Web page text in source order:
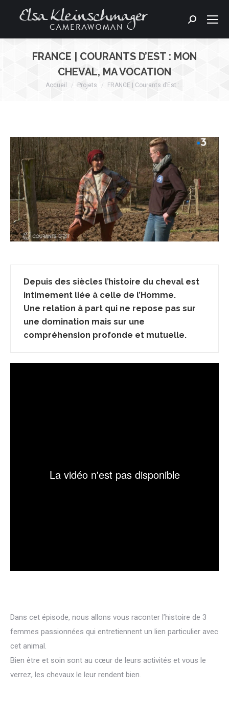
Search:
FRANCE | COURANTS D’EST : MON
CHEVAL, MA VOCATION
Vous êtes ici :
Accueil Projets FRANCE | Courants d’Est :…
Depuis des siècles l’histoire du cheval est
intimement liée à celle de l’Homme.
Une relation à part qui ne repose pas sur
une domination mais sur une
compréhension profonde et mutuelle.
Dans cet épisode, nous allons vous raconter l’histoire de 3
femmes passionnées qui entretiennent un lien particulier avec
cet animal.
Bien être et soin sont au cœur de leurs activités et vous le
verrez, les chevaux le leur rendent bien.